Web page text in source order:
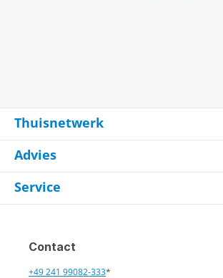
Thuisnetwerk
Advies
Service
Contact
+49 241 99082-333*